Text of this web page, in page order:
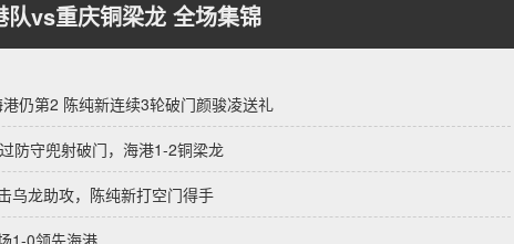
vs重庆铜梁龙 全场集锦
仍第2 陈纯新连续3轮破门颜骏凌送礼
防守兜射破门，海港1-2铜梁龙
乌龙助攻，陈纯新打空门得手
1-0领先海港